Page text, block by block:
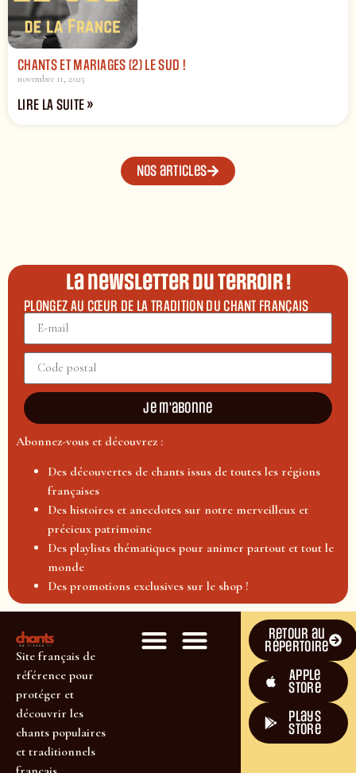
CHANTS ET MARIAGES (2) LE SUD !
novembre 11, 2025
LIRE LA SUITE »
Nos articles
La newsletter du terroir !
PLONGEZ AU CŒUR DE LA TRADITION DU CHANT FRANÇAIS
Je m'abonne
Abonnez-vous et découvrez :
Des découvertes de chants issus de toutes les régions
françaises
Des histoires et anecdotes sur notre merveilleux et
précieux patrimoine
Des playlists thématiques pour animer partout et tout le
monde
Des promotions exclusives sur le shop !
Site français de
référence pour
protéger et
découvrir les
chants populaires
et traditionnels
Retour au
répertoire
Apple
Store
plays
store